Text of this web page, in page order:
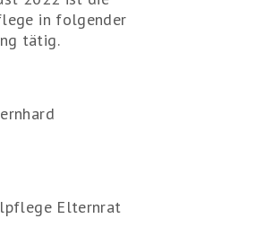
in folgender
tätig.
Elternrat